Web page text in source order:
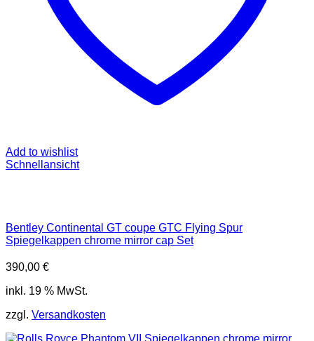
Add to wishlist
Schnellansicht
Bentley Continental GT coupe GTC Flying Spur
Spiegelkappen chrome mirror cap Set
390,00 €
inkl. 19 % MwSt.
zzgl. Versandkosten